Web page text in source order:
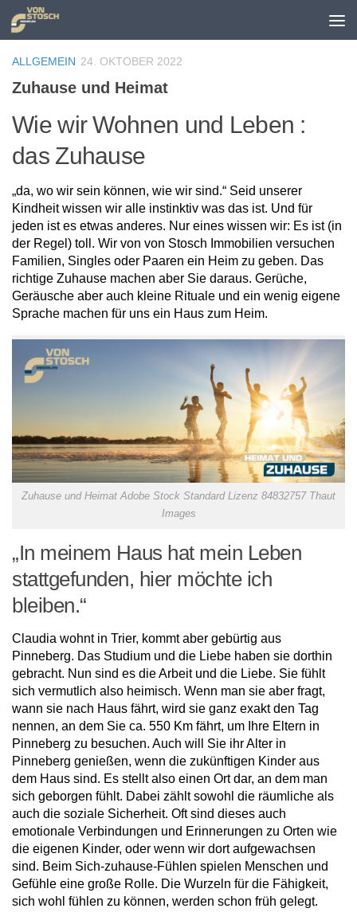
Zum Inhalt springen
ALLGEMEIN 24. OKTOBER 2022
Zuhause und Heimat
Wie wir Wohnen und Leben :
das Zuhause
„da, wo wir sein können, wie wir sind.“ Seid unserer
Kindheit wissen wir alle instinktiv was das ist. Und für
jeden ist es etwas anderes. Nur eines wissen wir: Es ist (in
der Regel) toll. Wir von von Stosch Immobilien versuchen
Familien, Singles oder Paaren ein Heim zu geben. Das
richtige Zuhause machen aber Sie daraus. Gerüche,
Geräusche aber auch kleine Rituale und ein wenig eigene
Sprache machen für uns ein Haus zum Heim.
Zuhause und Heimat Adobe Stock Standard Lizenz 84832757 Thaut
Images
„In meinem Haus hat mein Leben
stattgefunden, hier möchte ich
bleiben.“
Claudia wohnt in Trier, kommt aber gebürtig aus
Pinneberg. Das Studium und die Liebe haben sie dorthin
gebracht. Nun sind es die Arbeit und die Liebe. Sie fühlt
sich vermutlich also heimisch. Wenn man sie aber fragt,
wann sie nach Haus fährt, wird sie ganz exakt den Tag
nennen, an dem Sie ca. 550 Km fährt, um Ihre Eltern in
Pinneberg zu besuchen. Auch will Sie ihr Alter in
Pinneberg genießen, wenn die zukünftigen Kinder aus
dem Haus sind. Es stellt also einen Ort dar, an dem man
sich geborgen fühlt. Dabei zählt sowohl die räumliche als
auch die soziale Sicherheit. Oft sind dieses auch
emotionale Verbindungen und Erinnerungen zu Orten wie
die eigenen Kinder, oder wenn wir dort aufgewachsen
sind. Beim Sich-zuhause-Fühlen spielen Menschen und
Gefühle eine große Rolle. Die Wurzeln für die Fähigkeit,
sich wohl fühlen zu können, werden schon früh gelegt.